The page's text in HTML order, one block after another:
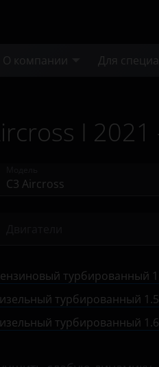
О компании Для
I 2021
C2
бензиновый турбированный
бензиновый турбированный
турбированный
турбированный 1.5
турбированный 1.6